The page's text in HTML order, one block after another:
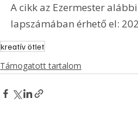
A cikk az Ezermester
lapszámában érhető el:
kreatív ötlet
Támogatott tartalom